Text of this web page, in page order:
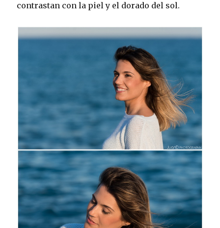
contrastan con la piel y el dorado del sol.